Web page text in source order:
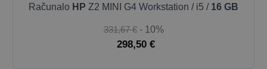
Računalo HP Z2 MINI G4 Workstation / i5 / 16 GB
331,67 € - 10%
298,50 €